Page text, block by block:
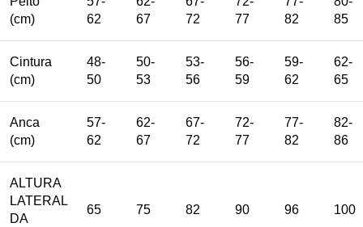
(cm)
62
67
72
77
82
85
Cintura
(cm)
48-
50
50-
53
53-
56
56-
59
59-
62
62-
65
Anca
(cm)
57-
62
62-
67
67-
72
72-
77
77-
82
82-
86
ALTURA
LATERAL
DA
65 75 82 90 96 100